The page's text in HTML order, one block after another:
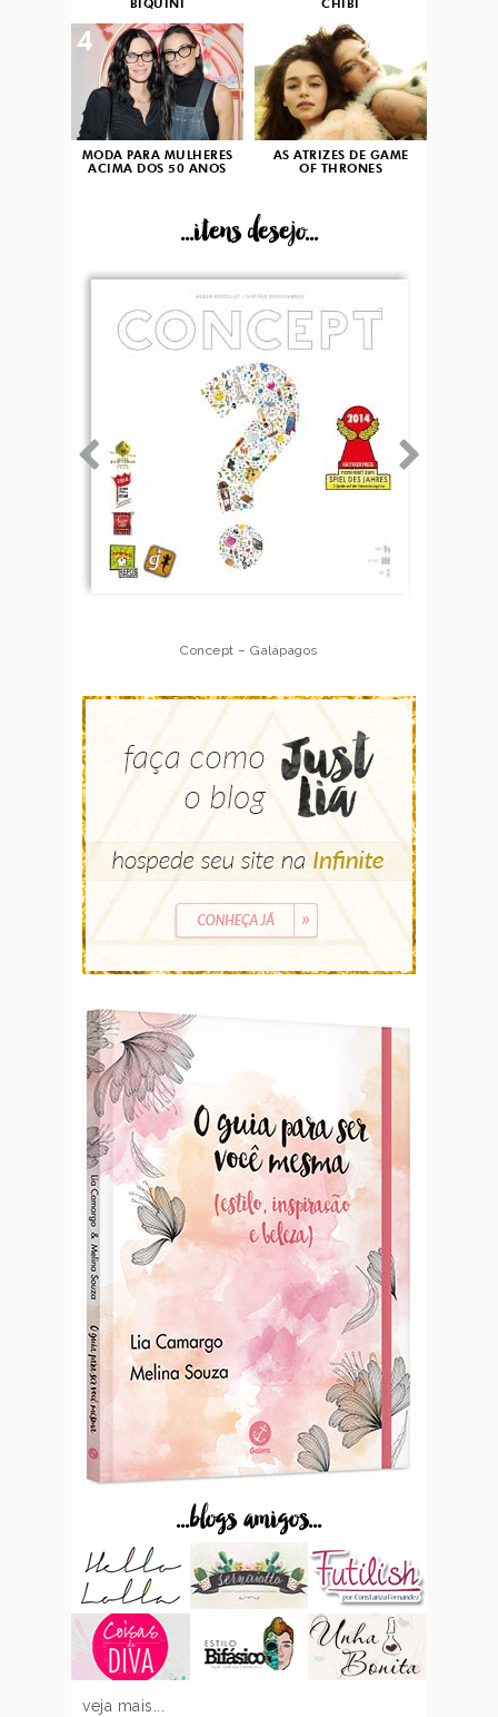
BIQUÍNI CHIBI
MODA PARA MULHERES
ACIMA DOS 50 ANOS
4
AS ATRIZES DE GAME
OF THRONES
...itens desejo...
Concept – Galápagos
...blogs amigos...
veja mais...